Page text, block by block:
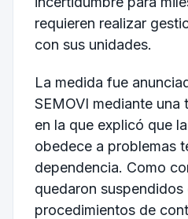
requieren realizar
con sus unidades.
La medida fue
SEMOVI mediante una
en la que explicó que
obedece a problemas
dependencia. Como
quedaron suspendidos
procedimientos de